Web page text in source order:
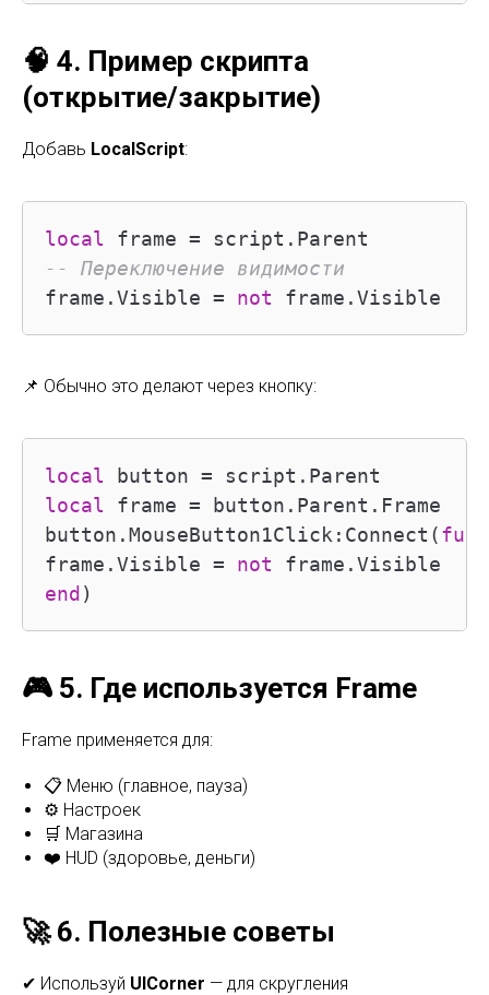
🧠 4. Пример скрипта
(открытие/закрытие)
Добавь LocalScript:
local
-- Переключение видимости
frame.Visible = not frame.Visible
📌 Обычно это делают через кнопку:
local
local frame = button.Parent.Frame
button.MouseButton1Click:Connect(
frame.Visible = not
end )
🎮 5. Где используется Frame
Frame применяется для:
📋 Меню (главное, пауза)
⚙️ Настроек
🛒 Магазина
❤️ HUD (здоровье, деньги)
🚀 6. Полезные советы
✔ Используй UICorner — для скругления